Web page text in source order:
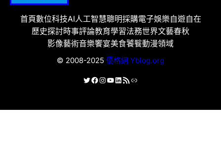
首頁數位科技AI人工智慧聰明採購電子娛樂自遊自在
歷史探討時事評論教育學習法務世界文藝春秋
影像藝術音樂饗宴美食饕餮動漫領域
© 2008-2025 優格網 Yblog.org
X Facebook
Instagram
YouTube
LinkedIn
RSS 資訊提供連結